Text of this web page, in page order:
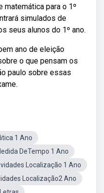
matemática para o 1º
simulados de
seus alunos do 1º ano.
ano de eleição
o que pensam os
paulo sobre essas
1 Ano
DeTempo 1 Ano
Localização 1 Ano
Localização2 Ano